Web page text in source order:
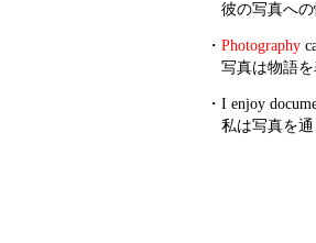
彼の写真へ
・ Photography
写真は物語
・ I enjoy
私は写真を